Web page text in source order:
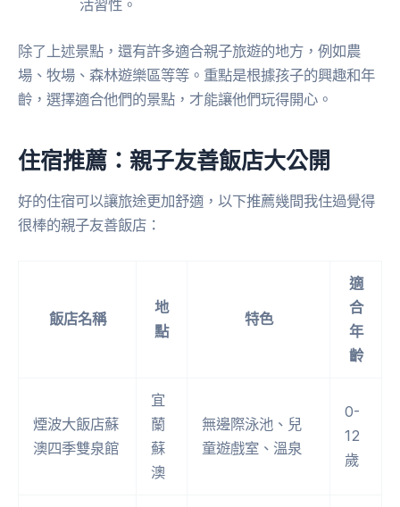
活習性。
除了上述景點，還有許多適合親子旅遊的地方，例如農
場、牧場、森林遊樂區等等。重點是根據孩子的興趣和年
齡，選擇適合他們的景點，才能讓他們玩得開心。
住宿推薦：親子友善飯店大公開
好的住宿可以讓旅途更加舒適，以下推薦幾間我住過覺得
很棒的親子友善飯店：
飯店名稱
地
點
特色
適
合
年
齡
煙波大飯店蘇
澳四季雙泉館
宜
蘭
蘇
澳
無邊際泳池、兒
童遊戲室、溫泉
0-
12
歲